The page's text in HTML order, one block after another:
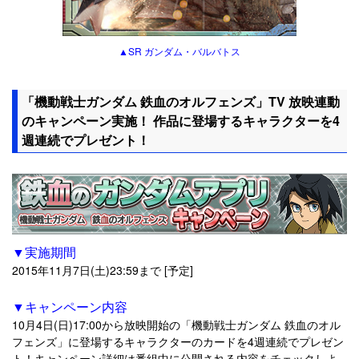
▲SR ガンダム・バルバトス
「機動戦士ガンダム 鉄血のオルフェンズ」TV 放映連動
のキャンペーン実施！ 作品に登場するキャラクターを4
週連続でプレゼント！
▼実施期間
2015年11月7日(土)23:59まで [予定]
▼キャンペーン内容
10月4日(日)17:00から放映開始の「機動戦士ガンダム 鉄血のオル
フェンズ」に登場するキャラクターのカードを4週連続でプレゼン